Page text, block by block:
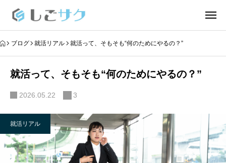
ブログ 就活リアル 就活って、そもそも“何のためにやるの？”
就活って、そもそも“何のためにやるの？”
2026.05.22 3
就活リアル